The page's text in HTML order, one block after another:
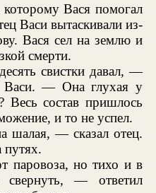
Вася помогал
Васи вытаскивали из-
Вася сел на землю и
смерти.
свистки давал, —
Васи. — Она глухая у
Весь состав пришлось
и то не успел.
шалая, — сказал отец.
путях.
паровоза, но тихо и в
свернуть, — ответил